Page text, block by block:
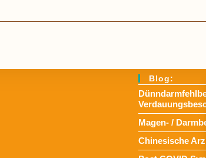
Blog:
Magen- /
Chinesische